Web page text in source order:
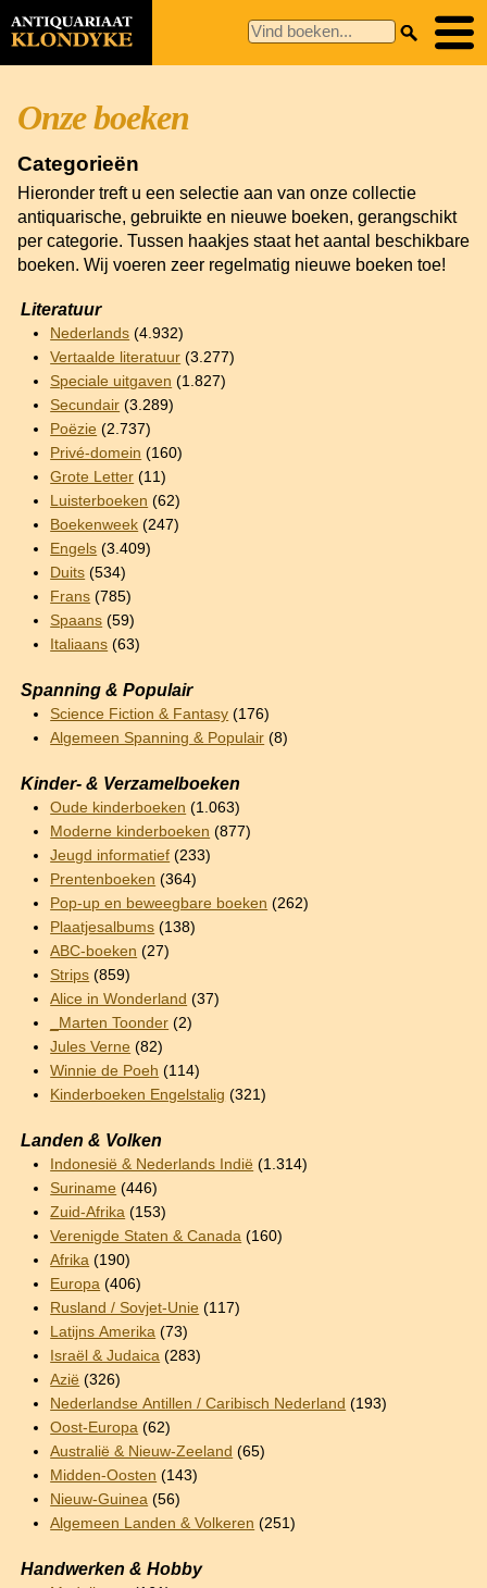
Onze boeken
Categorieën
Hieronder treft u een selectie aan van onze collectie
antiquarische, gebruikte en nieuwe boeken, gerangschikt
per categorie. Tussen haakjes staat het aantal beschikbare
boeken. Wij voeren zeer regelmatig nieuwe boeken toe!
Literatuur
Nederlands (4.932)
Vertaalde literatuur (3.277)
Speciale uitgaven (1.827)
Secundair (3.289)
Poëzie (2.737)
Privé-domein (160)
Grote Letter (11)
Luisterboeken (62)
Boekenweek (247)
Engels (3.409)
Duits (534)
Frans (785)
Spaans (59)
Italiaans (63)
Spanning & Populair
Science Fiction & Fantasy (176)
Algemeen Spanning & Populair (8)
Kinder- & Verzamelboeken
Oude kinderboeken (1.063)
Moderne kinderboeken (877)
Jeugd informatief (233)
Prentenboeken (364)
Pop-up en beweegbare boeken (262)
Plaatjesalbums (138)
ABC-boeken (27)
Strips (859)
Alice in Wonderland (37)
_Marten Toonder (2)
Jules Verne (82)
Winnie de Poeh (114)
Kinderboeken Engelstalig (321)
Landen & Volken
Indonesië & Nederlands Indië (1.314)
Suriname (446)
Zuid-Afrika (153)
Verenigde Staten & Canada (160)
Afrika (190)
Europa (406)
Rusland / Sovjet-Unie (117)
Latijns Amerika (73)
Israël & Judaica (283)
Azië (326)
Nederlandse Antillen / Caribisch Nederland (193)
Oost-Europa (62)
Australië & Nieuw-Zeeland (65)
Midden-Oosten (143)
Nieuw-Guinea (56)
Algemeen Landen & Volkeren (251)
Handwerken & Hobby